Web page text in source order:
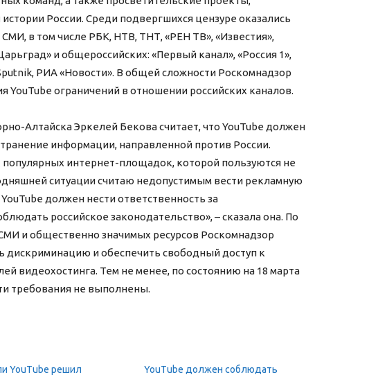
России. Среди подвергшихся цензуре оказались
в том числе РБК, НТВ, ТНТ, «РЕН ТВ», «Известия»,
и общероссийских: «Первый канал», «Россия 1»,
Sputnik, РИА «Новости». В общей сложности Роскомнадзор
YouTube ограничений в отношении российских каналов.
Алтайска Эркелей Бекова считает, что YouTube должен
информации, направленной против России.
популярных интернет-площадок, которой пользуются не
ситуации считаю недопустимым вести рекламную
должен нести ответственность за
российское законодательство», – сказала она. По
и общественно значимых ресурсов Роскомнадзор
дискриминацию и обеспечить свободный доступ к
видеохостинга. Тем не менее, по состоянию на 18 марта
требования не выполнены.
YouTube решил
YouTube должен соблюдать